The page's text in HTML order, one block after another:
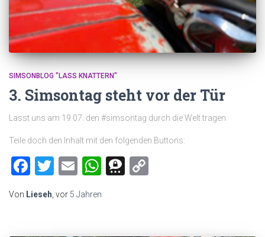
SIMSONBLOG "LASS KNATTERN"
3. Simsontag steht vor der Tür
Lasst uns am 19.07. den #simsontag durch die Welt tragen
Teile doch den Inhalt mit den folgenden Buttons:
Facebook
Twitter
EmailWhatsApp
Threema
Von Lieseh , vor 5 Jahren